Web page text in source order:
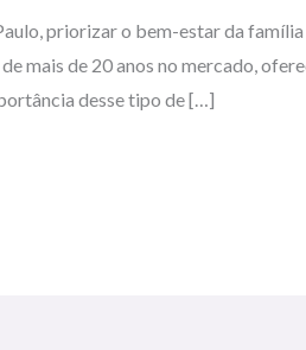
priorizar o bem-estar da
mais de 20 anos no mercado,
desse tipo de […]